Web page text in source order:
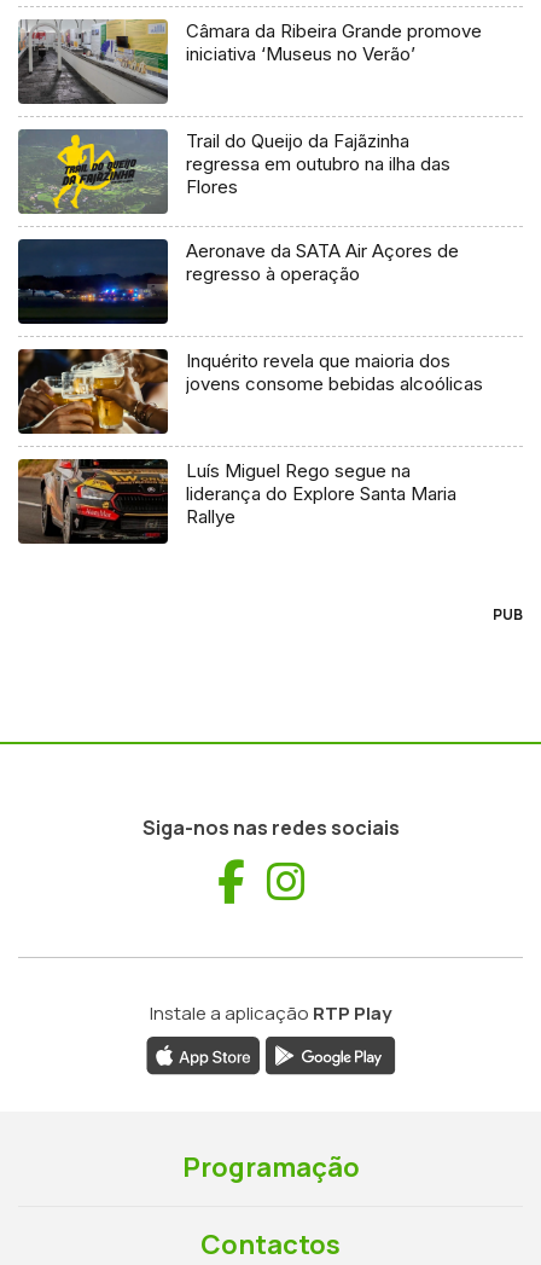
Câmara da Ribeira Grande promove
iniciativa ‘Museus no Verão’
Trail do Queijo da Fajãzinha
regressa em outubro na ilha das
Flores
Aeronave da SATA Air Açores de
regresso à operação
Inquérito revela que maioria dos
jovens consome bebidas alcoólicas
Luís Miguel Rego segue na
liderança do Explore Santa Maria
Rallye
PUB
Siga-nos nas redes sociais
Facebook
Instale a aplicação RTP Play
Programação
Contactos